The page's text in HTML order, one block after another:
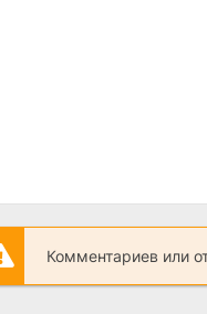
Комментариев или